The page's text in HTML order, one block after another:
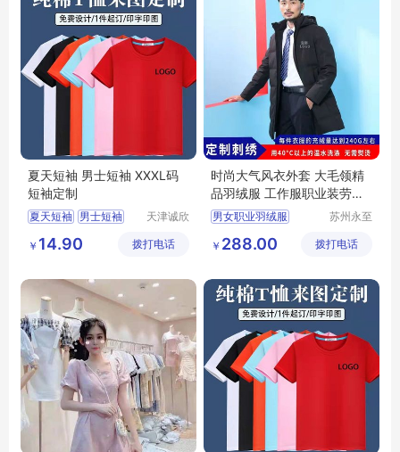
夏天短袖 男士短袖 XXXL码
短袖定制
夏天短袖 男士短袖
天津诚欣
有限公司
￥ 14.90 拨打电话
时尚大气风衣外套 大毛领精
品羽绒服 工作服职业装劳保
服
男女职业羽绒服
羽绒服生产厂家
工作服羽绒服
苏州永至
限公司
￥ 288.00 拨打电话